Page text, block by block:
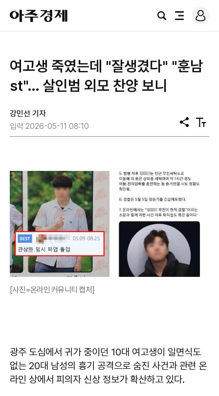
아
주
경
검
전
로
그
여고생 죽였는데 "잘생겼다" "훈남
st"… 살인범 외모 찬양 보니
강민선 기자
입력 2026-05-11 08:10
공
유
텍
스
[사진=온라인 커뮤니티 캡처]
광주 도심에서 귀가 중이던 10대 여고생이 일면식도
없는 20대 남성의 흉기 공격으로 숨진 사건과 관련 온
라인 상에서 피의자 신상 정보가 확산하고 있다.